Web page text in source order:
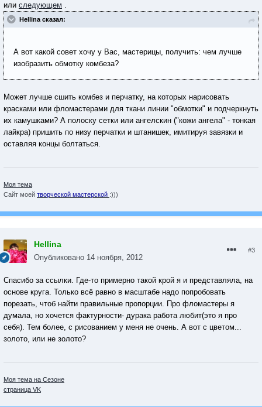
или следующем .
Hellina сказал:
А вот какой совет хочу у Вас, мастерицы, получить: чем лучше
изобразить обмотку комбеза?
Может лучше сшить комбез и перчатку, на которых нарисовать
красками или фломастерами для ткани линии "обмотки" и подчеркнуть
их камушками? А полоску сетки или ангелскин ("кожи ангела" - тонкая
лайкра) пришить по низу перчатки и штанишек, имитируя завязки и
оставляя концы болтаться.
Моя тема
Сайт моей творческой мастерской :)))
Hellina
Опубликовано 14 ноября, 2012
#3
Спасибо за ссылки. Где-то примерно такой крой я и представляла, на
основе круга. Только всё равно в масштабе надо попробовать
порезать, чтоб найти правильные пропорции. Про фломастеры я
думала, но хочется фактурности- дурака работа любит(это я про
себя). Тем более, с рисованием у меня не очень. А вот с цветом...
золото, или не золото?
Моя тема на Сезоне
страница VK